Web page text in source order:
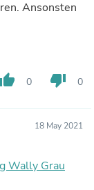
Ansonsten
thumb_up 0 thumb_down 0
18 May 2021
Wally Grau